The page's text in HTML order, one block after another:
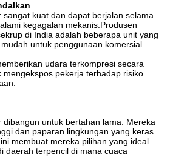
kuat dan dapat berjalan selama
kegagalan mekanis.Produsen
di India adalah beberapa unit yang
untuk penggunaan komersial
udara terkompresi secara
pekerja terhadap risiko
dibangun untuk bertahan lama. Mereka
dan paparan lingkungan yang keras
membuat mereka pilihan yang ideal
daerah terpencil di mana cuaca